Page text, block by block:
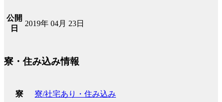
公開
日
2019年 04月 23日
寮・住み込み情報
寮 寮/社宅あり・住み込み